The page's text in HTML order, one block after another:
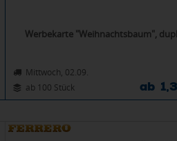
Werbekarte "Weihnachtsbaum",
Mittwoch, 02.09.
ab 100 Stück
ab